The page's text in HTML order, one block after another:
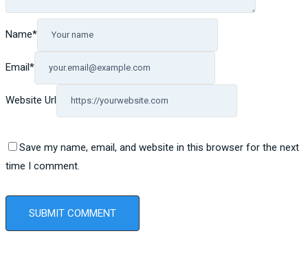
Name*
Email*
Website Url
Save my name, email, and website in this browser for the next
time I comment.